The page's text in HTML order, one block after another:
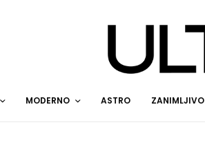
MODERNO ASTRO ZANIMLJIVO